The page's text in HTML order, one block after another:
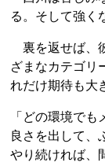
る。そして強く
裏を返せば、
ざまなカテゴリ
れだけ期待も大
「どの環境で
良さを出して、
やり続ければ、